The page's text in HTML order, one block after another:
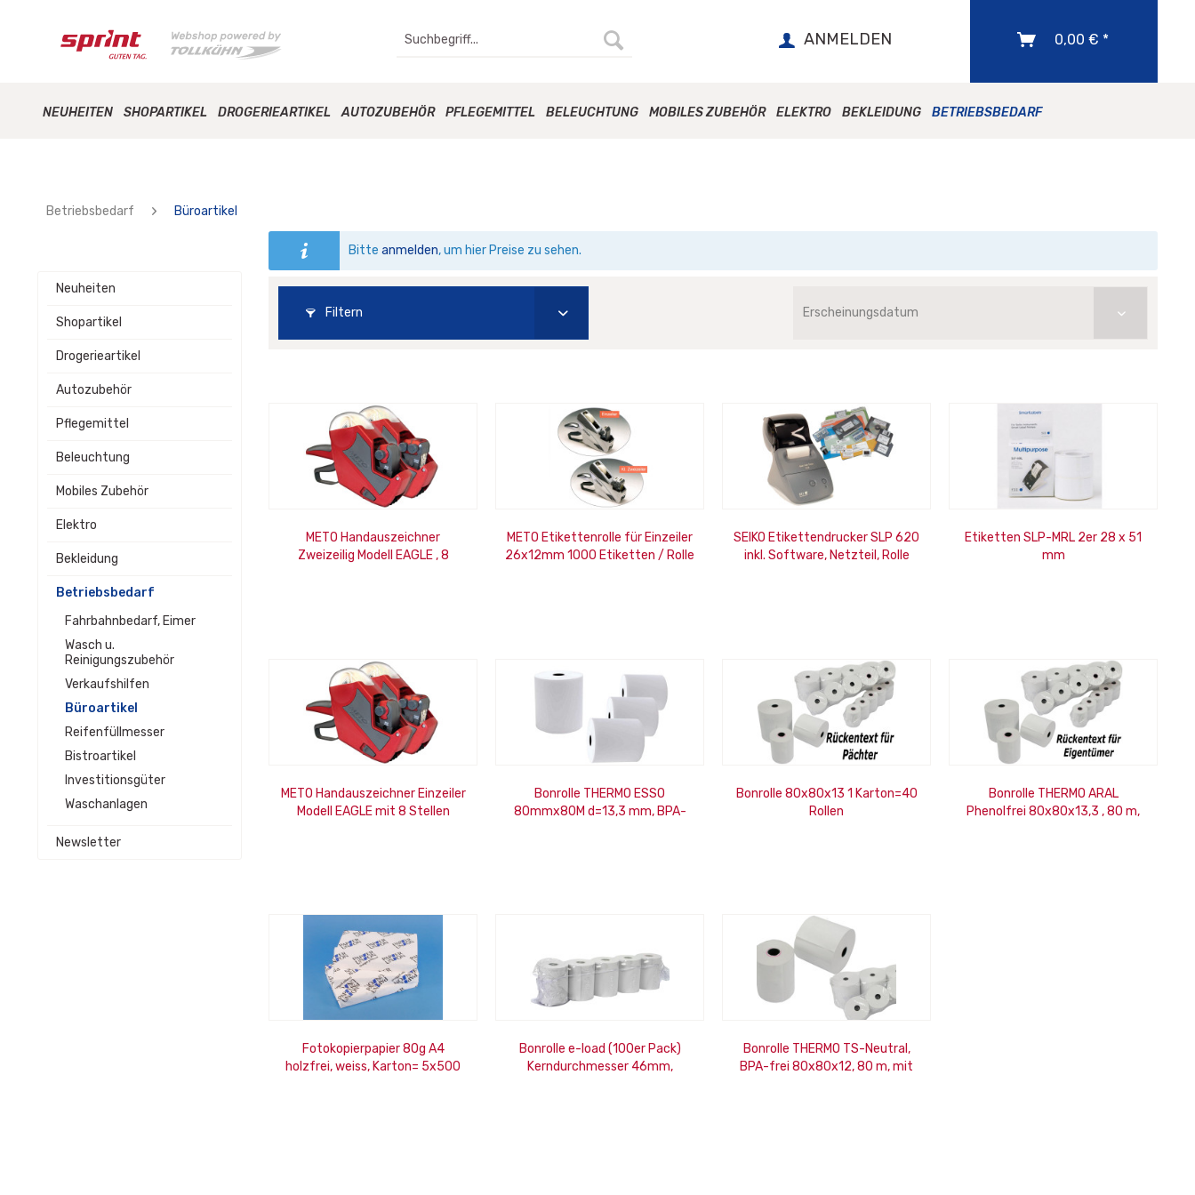
ANMELDEN 0,00 € *
NEUHEITEN SHOPARTIKEL DROGERIEARTIKEL AUTOZUBEHÖR PFLEGEMITTEL BELEUCHTUNG MOBILES ZUBEHÖR ELEKTRO BEKLEIDUNG BETRIEBSBEDARF
Betriebsbedarf Büroartikel
Neuheiten
Shopartikel
Drogerieartikel
Autozubehör
Pflegemittel
Beleuchtung
Mobiles Zubehör
Elektro
Bekleidung
Betriebsbedarf
Fahrbahnbedarf, Eimer
Wasch u.
Reinigungszubehör
Verkaufshilfen
Büroartikel
Reifenfüllmesser
Bistroartikel
Investitionsgüter
Waschanlagen
Newsletter
Bitte anmelden, um hier Preise zu sehen.
Filtern
METO Handauszeichner
Zweizeilig Modell EAGLE , 8
METO Etikettenrolle für Einzeiler
26x12mm 1000 Etiketten / Rolle
SEIKO Etikettendrucker SLP 620
inkl. Software, Netzteil, Rolle
Etiketten SLP-MRL 2er 28 x 51
mm
METO Handauszeichner Einzeiler
Modell EAGLE mit 8 Stellen
Bonrolle THERMO ESSO
80mmx80M d=13,3 mm, BPA-
Bonrolle 80x80x13 1 Karton=40
Rollen
Bonrolle THERMO ARAL
Phenolfrei 80x80x13,3 , 80 m,
Fotokopierpapier 80g A4
holzfrei, weiss, Karton= 5x500
Bonrolle e-load (100er Pack)
Kerndurchmesser 46mm,
Bonrolle THERMO TS-Neutral,
BPA-frei 80x80x12, 80 m, mit